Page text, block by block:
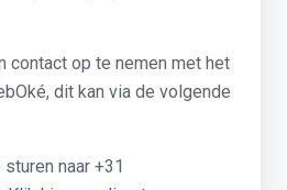
contact op te nemen met het
dit kan via de volgende
naar +31